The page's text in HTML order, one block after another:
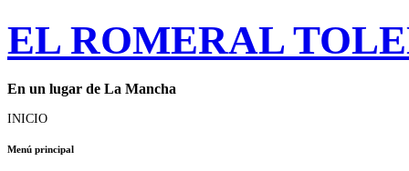
EL ROMERAL
En un lugar de La Mancha
INICIO
Menú principal